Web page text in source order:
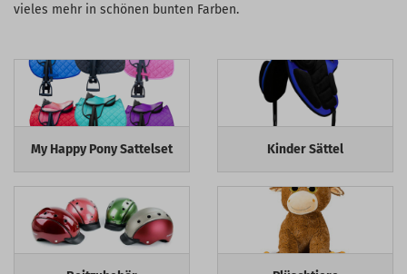
vieles mehr in schönen bunten Farben.
My Happy Pony Sattelset Kinder Sättel